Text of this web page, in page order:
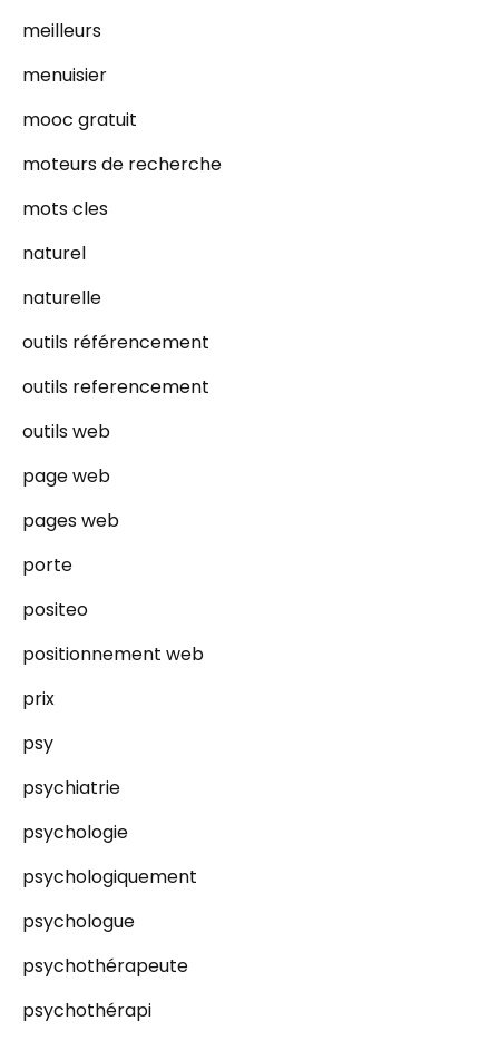
meilleurs
menuisier
mooc gratuit
moteurs de recherche
mots cles
naturel
naturelle
outils référencement
outils referencement
outils web
page web
pages web
porte
positeo
positionnement web
prix
psy
psychiatrie
psychologie
psychologiquement
psychologue
psychothérapeute
psychothérapi